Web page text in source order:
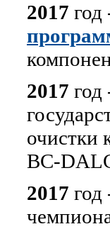
2017 год
2017 год
очистки
BC-
2017